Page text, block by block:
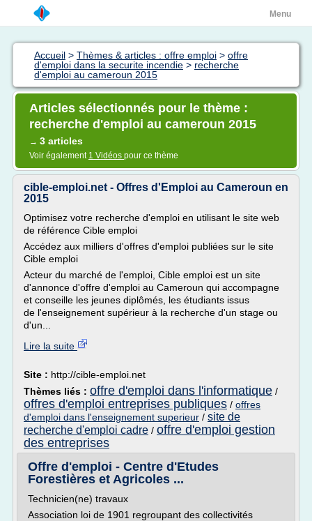
Menu
Accueil > Thèmes & articles : offre emploi > offre
d'emploi dans la securite incendie > recherche
d'emploi au cameroun 2015
Articles sélectionnés pour le thème :
recherche d'emploi au cameroun 2015
→ 3 articles
Voir également 1 Vidéos pour ce thème
cible-emploi.net - Offres d'Emploi au Cameroun en
2015
Optimisez votre recherche d'emploi en utilisant le site web
de référence Cible emploi
Accédez aux milliers d'offres d'emploi publiées sur le site
Cible emploi
Acteur du marché de l'emploi, Cible emploi est un site
d'annonce d'offre d'emploi au Cameroun qui accompagne
et conseille les jeunes diplômés, les étudiants issus
de l'enseignement supérieur à la recherche d'un stage ou
d'un...
Lire la suite
Site : http://cible-emploi.net
Thèmes liés : offre d'emploi dans l'informatique /
offres d'emploi entreprises publiques / offres
d'emploi dans l'enseignement superieur / site de
recherche d'emploi cadre / offre d'emploi gestion
des entreprises
Offre d'emploi - Centre d'Etudes
Forestières et Agricoles ...
Technicien(ne) travaux
Association loi de 1901 regroupant des collectivités